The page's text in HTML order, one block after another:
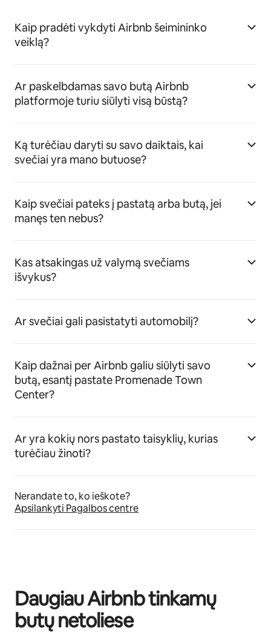
Kaip pradėti vykdyti Airbnb šeimininko
veiklą?
Ar paskelbdamas savo butą Airbnb
platformoje turiu siūlyti visą būstą?
Ką turėčiau daryti su savo daiktais, kai
svečiai yra mano butuose?
Kaip svečiai pateks į pastatą arba butą, jei
manęs ten nebus?
Kas atsakingas už valymą svečiams
išvykus?
Ar svečiai gali pasistatyti automobilį?
Kaip dažnai per Airbnb galiu siūlyti savo
butą, esantį pastate Promenade Town
Center?
Ar yra kokių nors pastato taisyklių, kurias
turėčiau žinoti?
Nerandate to, ko ieškote?
Apsilankyti Pagalbos centre
Daugiau Airbnb tinkamų
butų netoliese